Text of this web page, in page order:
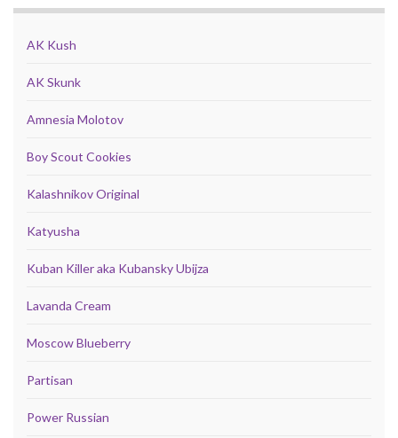
AK Kush
AK Skunk
Amnesia Molotov
Boy Scout Cookies
Kalashnikov Original
Katyusha
Kuban Killer aka Kubansky Ubijza
Lavanda Cream
Moscow Blueberry
Partisan
Power Russian